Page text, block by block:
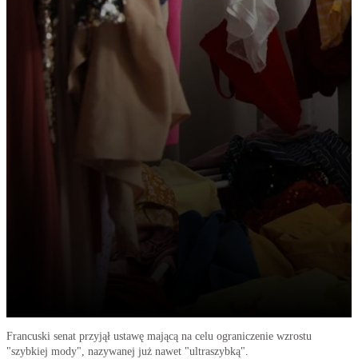
Francuski senat przyjął ustawę mającą na celu ograniczenie wzrostu
"szybkiej mody", nazywanej już nawet "ultraszybką".